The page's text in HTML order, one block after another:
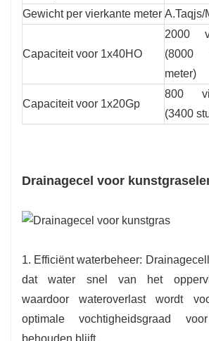
Gewicht per vierkante meter A.Taqjs/
Capaciteit voor 1x40HO
2000
(8000
meter)
Capaciteit voor 1x20Gp
800
(3400
Drainagecel voor
1. Efficiënt waterbeheer:
dat water snel van het
waardoor wateroverlast wordt
optimale vochtigheidsgraad